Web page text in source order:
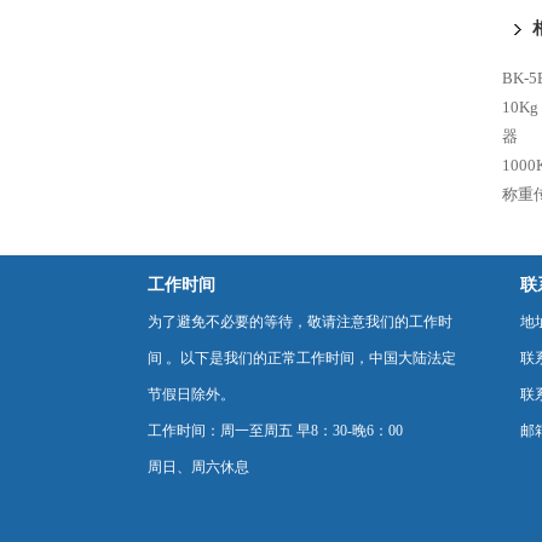
BK-
器
称重
工作时间
为了避免不必要的等待，敬请注意我们的工作时
间 。以下是我们的正常工作时间，中国大陆法定
节假日除外。
工作时间：周一至周五 早8：30-晚6：00
周日、周六休息
联
地
联
联
邮